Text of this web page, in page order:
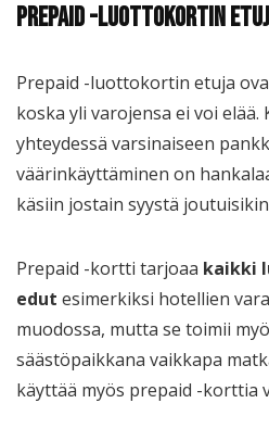
Prepaid -luottokortin
Prepaid -luottokortin etuja
koska yli varojensa ei voi
yhteydessä varsinaiseen
väärinkäyttäminen on
käsiin jostain syystä
Prepaid -kortti tarjoaa kaikki
edut esimerkiksi hotellien
muodossa, mutta se toimii
säästöpaikkana vaikkapa
käyttää myös prepaid -korttia